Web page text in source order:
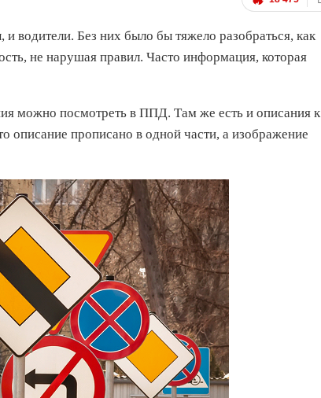
водители. Без них было бы тяжело разобраться, как
не нарушая правил. Часто информация, которая
можно посмотреть в ППД. Там же есть и описания к
прописано в одной части, а изображение